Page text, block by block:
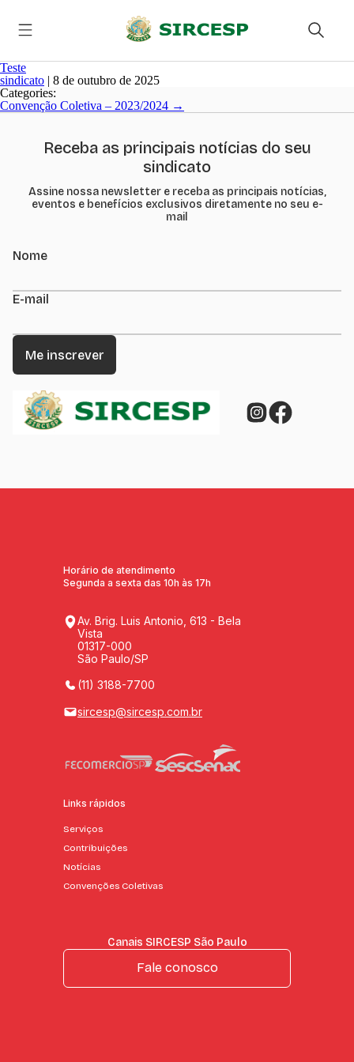
Teste
sindicato | 8 de outubro de 2025
Categories:
Navegação
de
Convenção Coletiva – 2023/2024 →
Receba as principais notícias do seu
sindicato
Assine nossa newsletter e receba as principais notícias,
eventos e benefícios exclusivos diretamente no seu e-
mail
Nome
E-mail
Horário de atendimento
Segunda a sexta das 10h às 17h
Av. Brig. Luis Antonio, 613 - Bela
Vista
01317-000
São Paulo/SP
(11) 3188-7700
sircesp@sircesp.com.br
Links rápidos
Serviços
Contribuições
Notícias
Convenções Coletivas
Canais SIRCESP São Paulo
Fale conosco